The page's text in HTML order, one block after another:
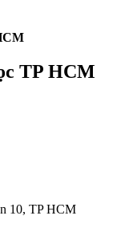
TP HCM
10, TP HCM